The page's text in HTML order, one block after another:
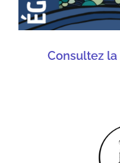
Consultez